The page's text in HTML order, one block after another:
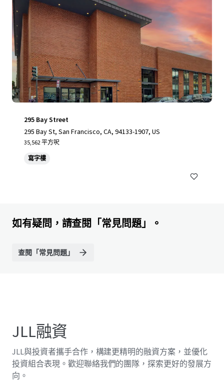
295 Bay Street
295 Bay St, San Francisco, CA, 94133-1907, US
35,562 平方呎
寫字樓
如有疑問，請查閱「常見問題」。
查閱「常見問題」
JLL融資
JLL與投資者攜手合作，構建更精明的融資方案，並優化
投資組合表現。歡迎聯絡我們的團隊，探索更好的發展方
向。